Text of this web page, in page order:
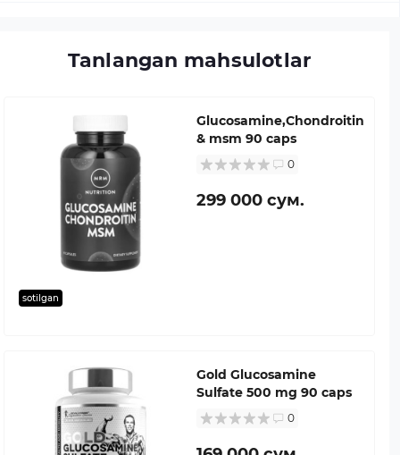
Tanlangan mahsulotlar
sotilgan
Glucosamine,Chondroitin
& msm 90 caps
0
299 000 сум.
Gold Glucosamine
Sulfate 500 mg 90 caps
0